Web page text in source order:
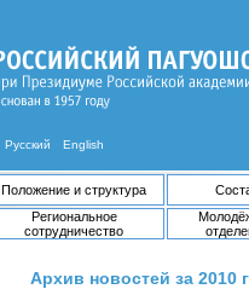
Русский English
Положение и структура
Региональное
сотрудничество
Архив новостей за 2010